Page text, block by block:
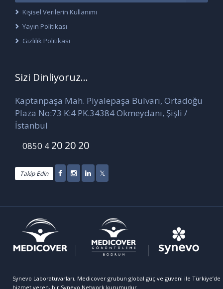
Kişisel Verilerin Kullanımı
Yayın Politikası
Gizlilik Politikası
Sizi Dinliyoruz...
Kaptanpaşa Mah. Piyalepaşa Bulvarı, Ortadoğu
Plaza No:73 K:4 PK.34384 Okmeydanı, Şişli /
İstanbul
0850 4 20 20 20
Takip Edin
Synevo Laboratuvarları, Medicover grubun global güç ve güveni ile Türkiye’de
hizmet veren, bir Synevo Network kurumudur.